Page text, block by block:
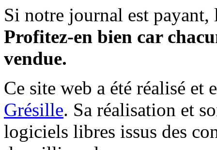
Si notre journal est payant,
Profitez-en bien car
vendue.
Ce site web a été réalisé et
Grésille. Sa réalisation et
logiciels libres issus des